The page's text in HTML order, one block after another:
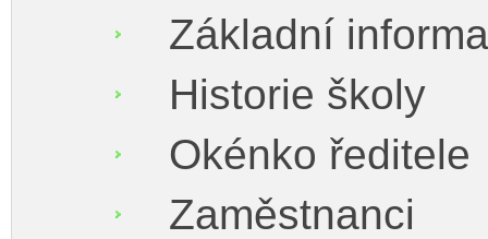
Základní
Historie školy
Okénko ředitele
Zaměstnanci